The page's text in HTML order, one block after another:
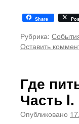
Share
Рубрика:
Оставить
Где
Часть
Опубликовано